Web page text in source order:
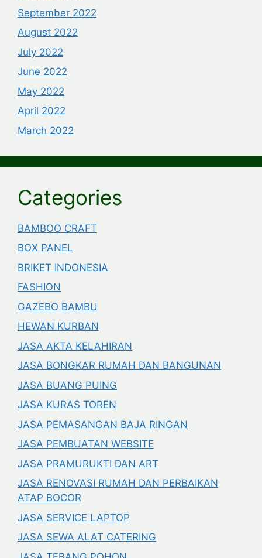
September 2022
August 2022
July 2022
June 2022
May 2022
April 2022
March 2022
Categories
BAMBOO CRAFT
BOX PANEL
BRIKET INDONESIA
FASHION
GAZEBO BAMBU
HEWAN KURBAN
JASA AKTA KELAHIRAN
JASA BONGKAR RUMAH DAN BANGUNAN
JASA BUANG PUING
JASA KURAS TOREN
JASA PEMASANGAN BAJA RINGAN
JASA PEMBUATAN WEBSITE
JASA PRAMURUKTI DAN ART
JASA RENOVASI RUMAH DAN PERBAIKAN
ATAP BOCOR
JASA SERVICE LAPTOP
JASA SEWA ALAT CATERING